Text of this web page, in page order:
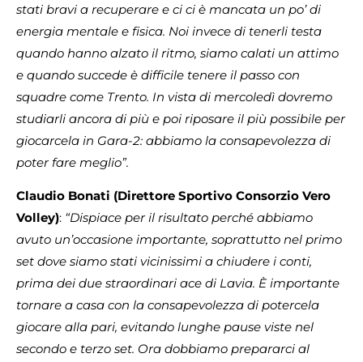
stati bravi a recuperare e ci ci è mancata un po’ di
energia mentale e fisica. Noi invece di tenerli testa
quando hanno alzato il ritmo, siamo calati un attimo
e quando succede è difficile tenere il passo con
squadre come Trento. In vista di mercoledì dovremo
studiarli ancora di più e poi riposare il più possibile per
giocarcela in Gara-2: abbiamo la consapevolezza di
poter fare meglio”.
Claudio Bonati (Direttore Sportivo Consorzio Vero
Volley): “Dispiace per il risultato perché abbiamo
avuto un’occasione importante, soprattutto nel primo
set dove siamo stati vicinissimi a chiudere i conti,
prima dei due straordinari ace di Lavia. È importante
tornare a casa con la consapevolezza di potercela
giocare alla pari, evitando lunghe pause viste nel
secondo e terzo set. Ora dobbiamo prepararci al